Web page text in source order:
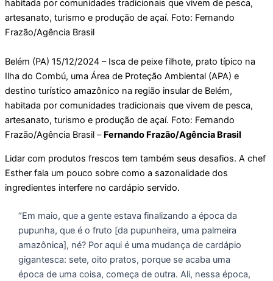
Belém (PA) 15/12/2024 – Isca de peixe filhote, prato típico na
Ilha do Combú, uma Área de Proteção Ambiental (APA) e
destino turístico amazônico na região insular de Belém,
habitada por comunidades tradicionais que vivem de pesca,
artesanato, turismo e produção de açaí. Foto: Fernando
Frazão/Agência Brasil – Fernando Frazão/Agência Brasil
Lidar com produtos frescos tem também seus desafios. A chef
Esther fala um pouco sobre como a sazonalidade dos
ingredientes interfere no cardápio servido.
“Em maio, que a gente estava finalizando a época da
pupunha, que é o fruto [da pupunheira, uma palmeira
amazônica], né? Por aqui é uma mudança de cardápio
gigantesca: sete, oito pratos, porque se acaba uma
época de uma coisa, começa de outra. Ali, nessa época,